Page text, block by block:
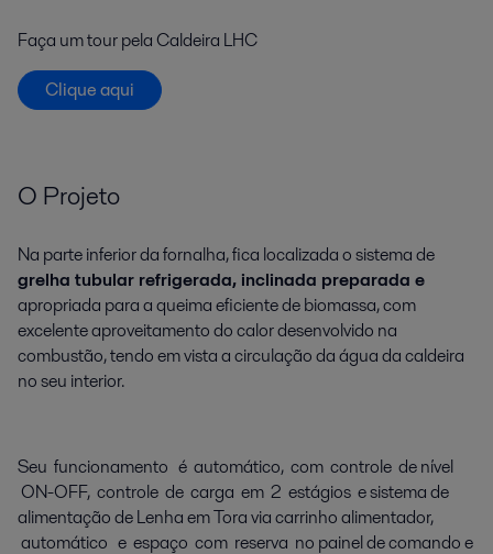
Faça um tour pela Caldeira LHC
Clique aqui
O Projeto
Na parte inferior da fornalha, fica localizada o sistema de
grelha tubular refrigerada, inclinada preparada e
apropriada para a queima eficiente de biomassa, com
excelente aproveitamento do calor desenvolvido na
combustão, tendo em vista a circulação da água da caldeira
no seu interior.
Seu funcionamento é automático, com controle de nível
ON-OFF, controle de carga em 2 estágios e sistema de
alimentação de Lenha em Tora via carrinho alimentador,
automático e espaço com reserva no painel de comando e